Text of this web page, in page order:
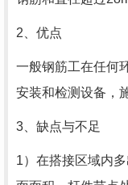
2、优点
一般钢筋工在任何
安装和检测设备，
3、缺点与不足
1）在搭接区域内